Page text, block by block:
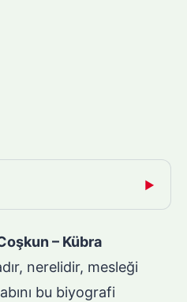
▶
– Kübra
nerelidir, mesleği
bu biyografi